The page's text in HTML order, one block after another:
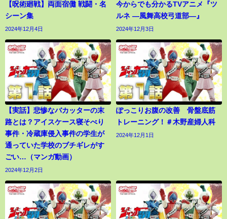
【呪術廻戦】両面宿儺 戦闘・名
シーン集
2024年12月4日
今からでも分かるTVアニメ『ツ
ルネ ―風舞高校弓道部―』
2024年12月3日
【実話】悲惨なバカッターの末
路とは？アイスケース寝そべり
事件・冷蔵庫侵入事件の学生が
通っていた学校のブチギレがす
ごい…（マンガ動画）
2024年12月2日
ぽっこりお腹の改善 骨盤底筋
トレーニング！＃木野産婦人科
2024年12月1日